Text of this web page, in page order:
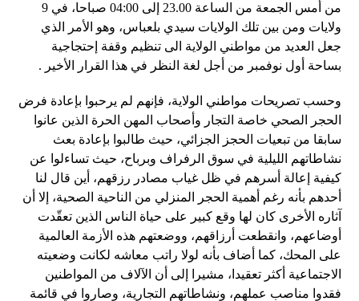
من أمس الجمعة من الساعة 23.00 إلى 04:00 صباحا، في 9
ولايات ومن بين تلك الولايات سيدي بلعباس، وهو الأمر الذي
جعل العديد من مواطني الولاية الى تنظيم وقفة إحتجاجية
بساحة أول نوفمبر من أجل لغة النظر في هذا القرار الأخير .
وحسب تصريحات مواطني الولاية، فإنهم لم يرحبوا بإعادة فرض
الحجر الصحي خاصة التجار وأصحاب المهن الحرة الذين عانوا
سابقا من تبعيات الحجز الجزائي، حيث طالبوا بإعادة بعث
نشاطاتهم الليلية في سوق الرفراف وبرباح، حيث تساءلوا عن
كيفية إعالة أسرهم في ظل غياب مصادر رزقهم، أين قال لنا
أحدهم بأنه رغم أهمية الحجر المنزلي من الناحية الصحية، إلا أن
آثاره الأخرى كان لها وقع كبير على حياة الناس الذين تعقّدت
أوضاعهم، وانقطعت أرزاقهم، ووضعتهم هذه الأزمة العالمية
على المحك، كما أضاف بأنه لولا راتب معاشه لكانت وضعيته
الاجتماعية أكثر تعقيدا، مشيرا إلى أن الآلاف من المواطنين
فقدوا مناصب عملهم، ونشاطاتهم التجارية، وصاروا في قائمة